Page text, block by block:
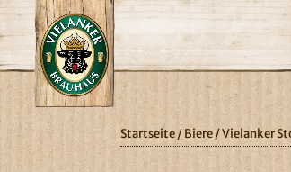
Startseite/Biere/ Vielanker